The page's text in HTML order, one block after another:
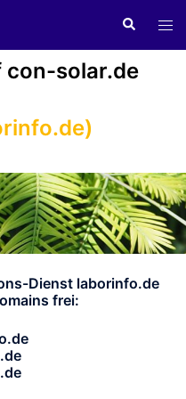
Suche
con-solar.de
Dienst laborinfo.de
frei: